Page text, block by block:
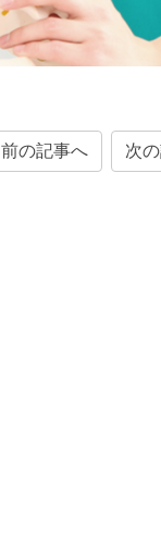
前の記事へ 次